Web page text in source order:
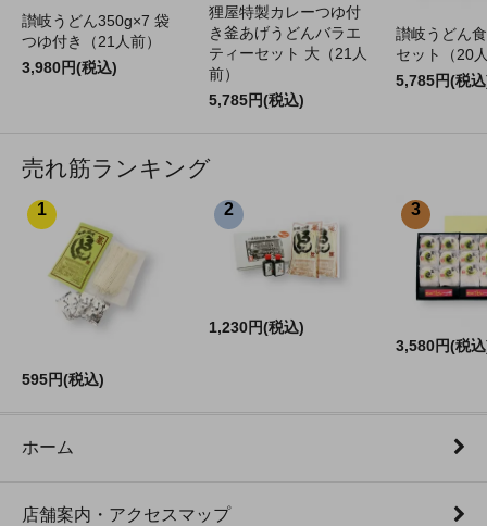
讃岐うどん350g×7 袋
つゆ付き（21人前）
3,980円(税込)
狸屋特製カレーつゆ付
き釜あげうどんバラエ
ティーセット 大（21人
前）
5,785円(税込)
讃岐うどん
セット（20
5,785円(税
売れ筋ランキング
1
595円(税込)
2
1,230円(税込)
3
3,580円(税
ホーム
店舗案内・アクセスマップ